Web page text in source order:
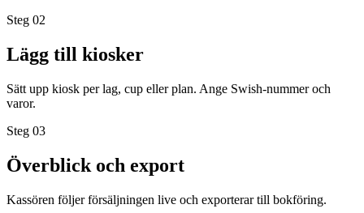
Steg 02
Lägg till kiosker
Sätt upp kiosk per lag, cup eller plan. Ange Swish-nummer och
varor.
Steg 03
Överblick och export
Kassören följer försäljningen live och exporterar till bokföring.